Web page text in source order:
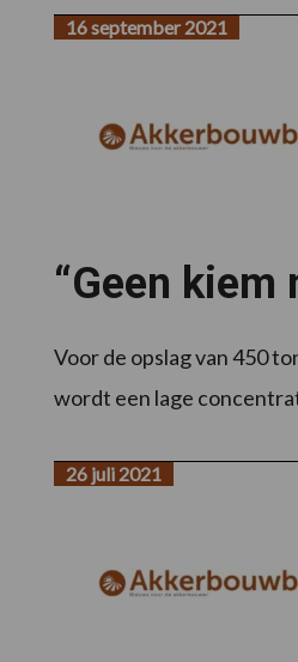
“Geen kiem
16 september 2021
Voor de opslag van 450
wordt een lage
26 juli 2021